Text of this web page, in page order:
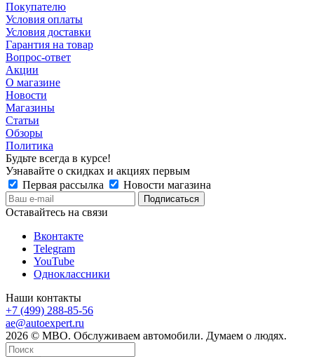
Покупателю
Условия оплаты
Условия доставки
Гарантия на товар
Вопрос-ответ
Акции
О магазине
Новости
Магазины
Статьи
Обзоры
Политика
Будьте всегда в курсе!
Узнавайте о скидках и акциях первым
Первая рассылка
Новости магазина
Оставайтесь на связи
Вконтакте
Telegram
YouTube
Одноклассники
Наши контакты
+7 (499) 288-85-56
ae@autoexpert.ru
2026 © МВО. Обслуживаем автомобили. Думаем о людях.